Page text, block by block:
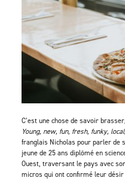
C’est une chose de savoir
Young, new, fun, fresh, funky, local
franglais Nicholas pour parler de
jeune de 25 ans diplômé en
Ouest, traversant le pays avec
micros qui ont confirmé leur